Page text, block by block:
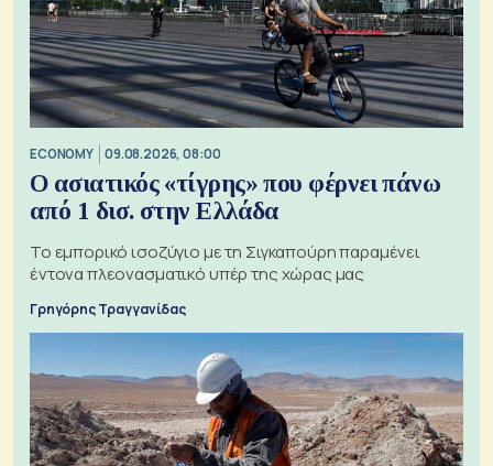
ECONOMY 09.08.2026, 08:00
Ο ασιατικός «τίγρης» που φέρνει πάνω
από 1 δισ. στην Ελλάδα
Το εμπορικό ισοζύγιο με τη Σιγκαπούρη παραμένει
έντονα πλεονασματικό υπέρ της χώρας μας
Γρηγόρης Τραγγανίδας